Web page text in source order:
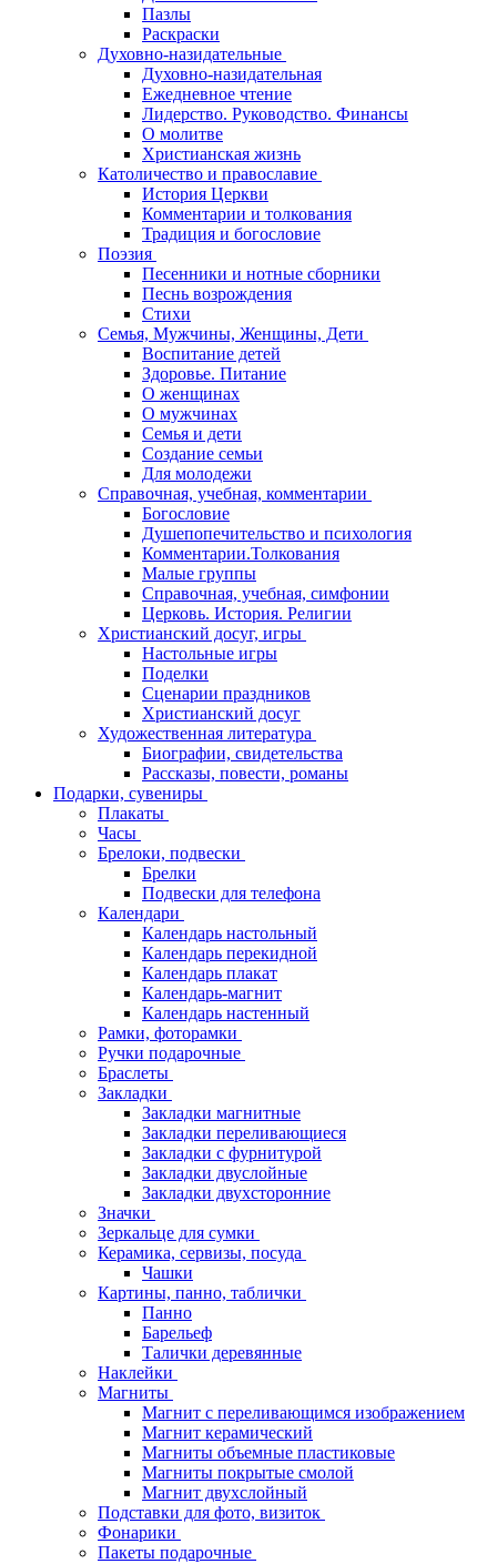
Пазлы
Раскраски
Духовно-назидательные
Духовно-назидательная
Ежедневное чтение
Лидерство. Руководство. Финансы
О молитве
Христианская жизнь
Католичество и православие
История Церкви
Комментарии и толкования
Традиция и богословие
Поэзия
Песенники и нотные сборники
Песнь возрождения
Стихи
Семья, Мужчины, Женщины, Дети
Воспитание детей
Здоровье. Питание
О женщинах
О мужчинах
Семья и дети
Создание семьи
Для молодежи
Справочная, учебная, комментарии
Богословие
Душепопечительство и психология
Комментарии.Толкования
Малые группы
Справочная, учебная, симфонии
Церковь. История. Религии
Христианский досуг, игры
Настольные игры
Поделки
Сценарии праздников
Христианский досуг
Художественная литература
Биографии, свидетельства
Рассказы, повести, романы
Подарки, сувениры
Плакаты
Часы
Брелоки, подвески
Брелки
Подвески для телефона
Календари
Календарь настольный
Календарь перекидной
Календарь плакат
Календарь-магнит
Календарь настенный
Рамки, фоторамки
Ручки подарочные
Браслеты
Закладки
Закладки магнитные
Закладки переливающиеся
Закладки с фурнитурой
Закладки двуслойные
Закладки двухсторонние
Значки
Зеркальце для сумки
Керамика, сервизы, посуда
Чашки
Картины, панно, таблички
Панно
Барельеф
Талички деревянные
Наклейки
Магниты
Магнит с переливающимся изображением
Магнит керамический
Магниты объемные пластиковые
Магниты покрытые смолой
Магнит двухслойный
Подставки для фото, визиток
Фонарики
Пакеты подарочные